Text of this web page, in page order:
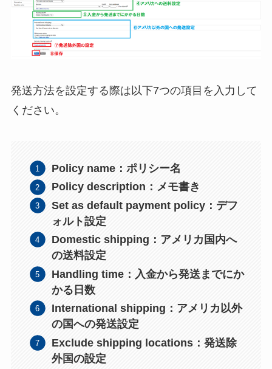
発送方法を設定する際は以下7つの項目を入力して
ください。
Policy name：ポリシー名
Policy description：メモ書き
Set as default payment policy：デフ
ォルト設定
Domestic shipping：アメリカ国内へ
の送料設定
Handling time：入金から発送までにか
かる日数
International shipping：アメリカ以外
の国への発送設定
Exclude shipping locations：発送除
外国の設定